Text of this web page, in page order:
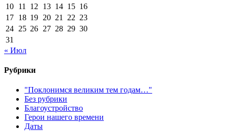
10 11 12 13 14 15 16
17 18 19 20 21 22 23
24 25 26 27 28 29 30
31
« Июл
Рубрики
"Поклонимся великим тем годам…"
Без рубрики
Благоустройство
Герои нашего времени
Даты